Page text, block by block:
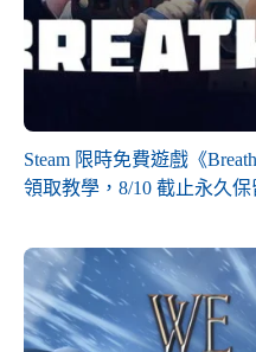
Steam 限時免費遊戲《
領取教學，8/10 截止永久保